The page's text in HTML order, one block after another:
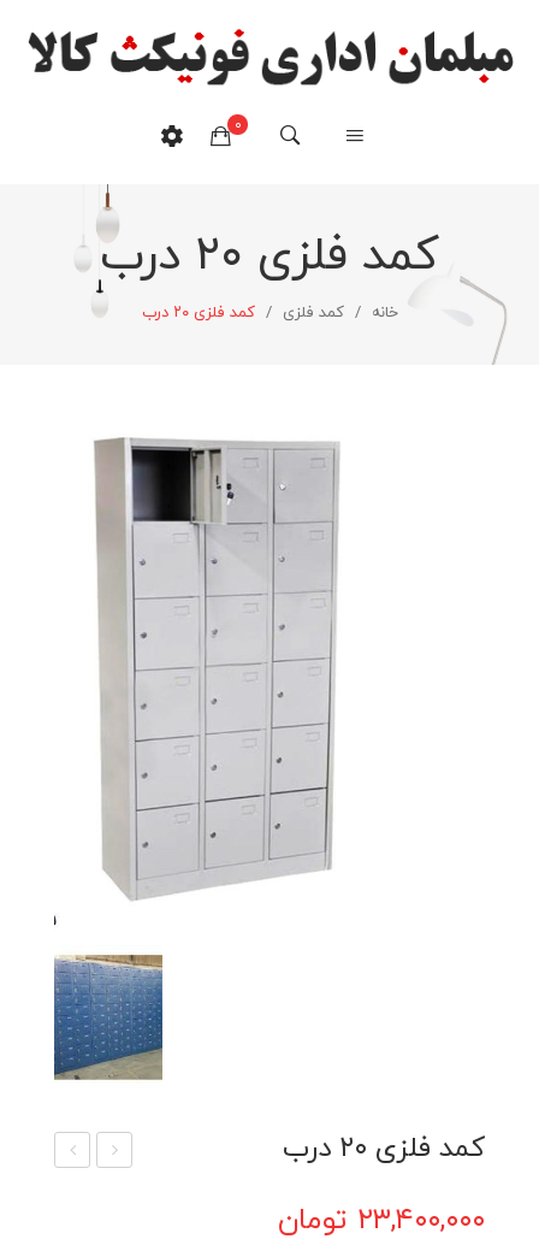
0
هیچ محصولی در سبدخرید نیست.کمد فلزی ۲۰ درب
خانه / کمد فلزی / کمد فلزی ۲۰ درب
کمد فلزی ۲۰ درب
۲۳,۴۰۰,۰۰۰ تومان